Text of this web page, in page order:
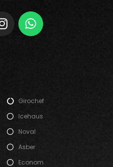
Girochef
Icehaus
Noval
Asber
Econom